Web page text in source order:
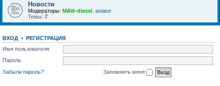
Новости
Модераторы: MAVr-diesel aviator
Темы: 7
ВХОД • РЕГИСТРАЦИЯ
Имя пользователя:
Пароль:
Забыли пароль?
Запомнить меня